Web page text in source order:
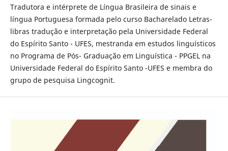
Tradutora e intérprete de Língua Brasileira de sinais e
língua Portuguesa formada pelo curso Bacharelado Letras-
libras tradução e interpretação pela Universidade Federal
do Espírito Santo - UFES, mestranda em estudos linguísticos
no Programa de Pós- Graduação em Linguística - PPGEL na
Universidade Federal do Espírito Santo -UFES e membra do
grupo de pesquisa Lingcognit.